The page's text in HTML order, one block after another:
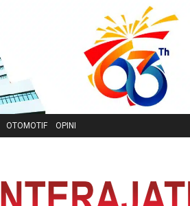
OTOMOTIF OPINI